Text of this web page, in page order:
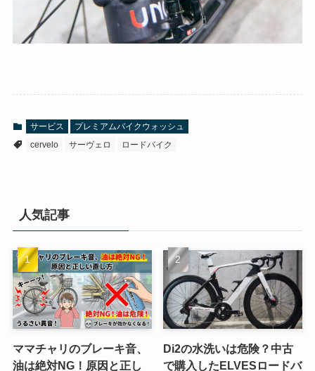
サービス
プレミアムバイクウォッシュ
cervelo
サーヴェロ ロードバイク
人気記事
ママチャリのブレーキ音、
油は絶対NG！原因と正し
Di2の水洗いは危険？中古
で購入したELVESロードバ